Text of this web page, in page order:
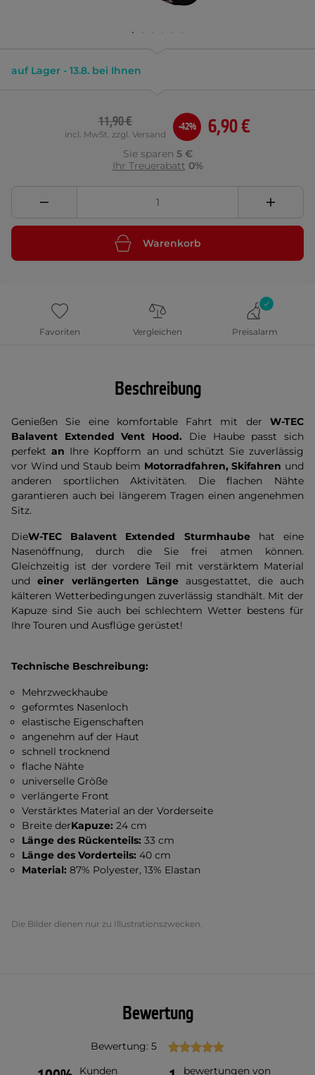
auf Lager - 13.8. bei Ihnen
6,90 €
11,90 €
incl. MwSt. zzgl. Versand
-42%
Sie sparen 5 €
Ihr Treuerabatt 0%
Warenkorb
Favoriten Vergleichen Preisalarm
Beschreibung
Genießen Sie eine komfortable Fahrt mit der W-TEC
Balavent Extended Vent Hood. Die Haube passt sich
perfektan Ihre Kopfform an und schützt Sie zuverlässig
vor Wind und Staub beim Motorradfahren, Skifahren und
anderen sportlichen Aktivitäten. Die flachen Nähte
garantieren auch bei längerem Tragen einen angenehmen
Sitz.
DieW-TEC Balavent Extended Sturmhaubehat eine
Nasenöffnung, durch die Sie frei atmen können.
Gleichzeitig ist der vordere Teil mit verstärktem Material
undeiner verlängerten Länge ausgestattet, die auch
kälteren Wetterbedingungen zuverlässig standhält. Mit der
Kapuze sind Sie auch bei schlechtem Wetter bestens für
Ihre Touren und Ausflüge gerüstet!
Technische Beschreibung:
Mehrzweckhaube
geformtes Nasenloch
elastische Eigenschaften
angenehm auf der Haut
schnell trocknend
flache Nähte
universelle Größe
verlängerte Front
Verstärktes Material an der Vorderseite
Breite derKapuze: 24 cm
Länge des Rückenteils: 33 cm
Länge des Vorderteils: 40 cm
Material: 87% Polyester, 13% Elastan
Die Bilder dienen nur zu Illustrationszwecken.
Bewertung
Bewertung: 5
Kunden bewertungen von